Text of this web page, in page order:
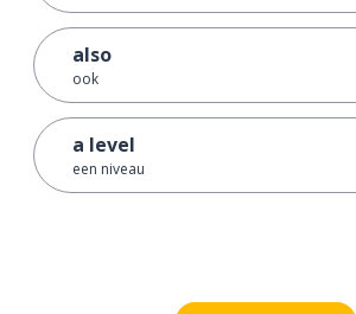
also
ook
a level
een niveau